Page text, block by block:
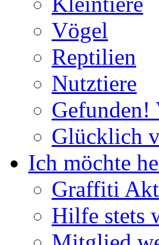
Vögel
Reptilien
Nutztiere
Gefunden!
Glücklich
Ich möchte
Graffiti
Hilfe stets